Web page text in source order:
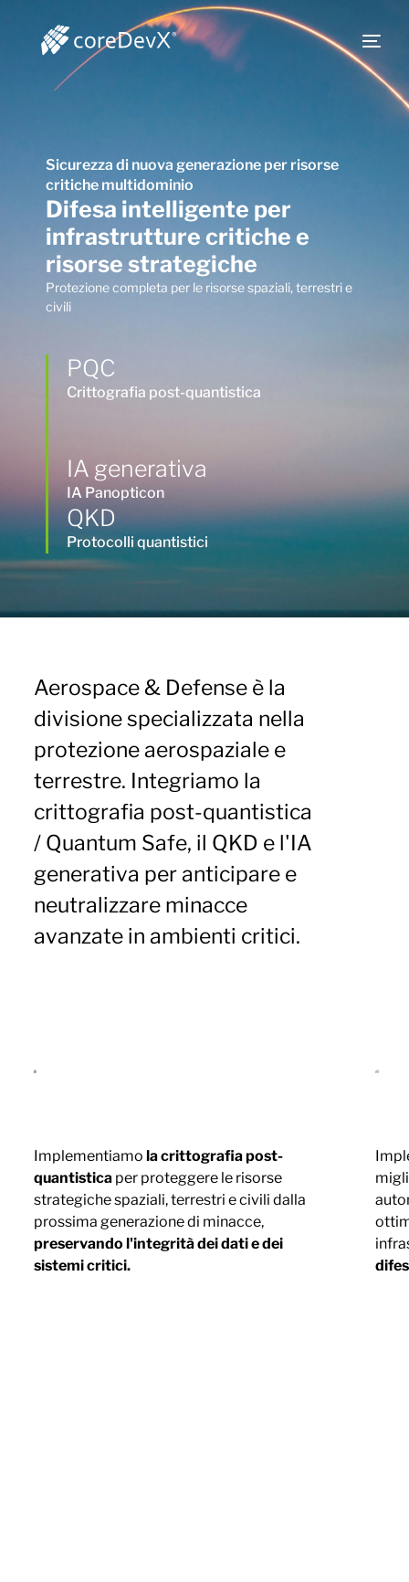
Sicurezza di nuova generazione per risorse
critiche multidominio
Difesa intelligente per
infrastrutture critiche e
risorse strategiche
Protezione completa per le risorse spaziali, terrestri e
civili
PQC
Crittografia post-quantistica
IA generativa
IA Panopticon
QKD
Protocolli quantistici
Aerospace & Defense è la
divisione specializzata nella
protezione aerospaziale e
terrestre. Integriamo la
crittografia post-quantistica
/ Quantum Safe, il QKD e l'IA
generativa per anticipare e
neutralizzare minacce
avanzate in ambienti critici.
Implementiamo la crittografia post-
quantisticaper proteggere le risorse
strategiche spaziali, terrestri e civili dalla
prossima generazione di minacce,
preservando l'integrità dei dati e dei
sistemi critici.